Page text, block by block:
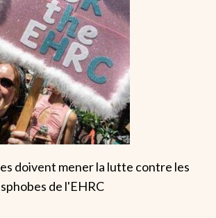
doivent mener la lutte contre les
de l'EHRC